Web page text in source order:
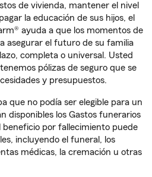
de vivienda, mantener el nivel
la educación de sus hijos, el
ayuda a que los momentos de
asegurar el futuro de su familia
completa o universal. Usted
pólizas de seguro que se
y presupuestos.
que no podía ser elegible para un
disponibles los Gastos funerarios
beneficio por fallecimiento puede
incluyendo el funeral, los
médicas, la cremación u otras